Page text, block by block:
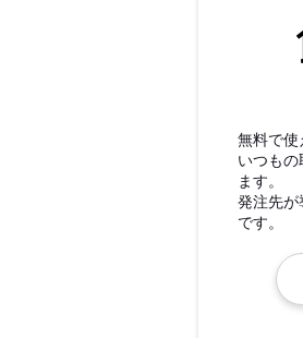
無料で使
いつも
ます。
発注先
です。